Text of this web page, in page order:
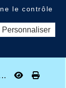
le contrôle
Personnaliser